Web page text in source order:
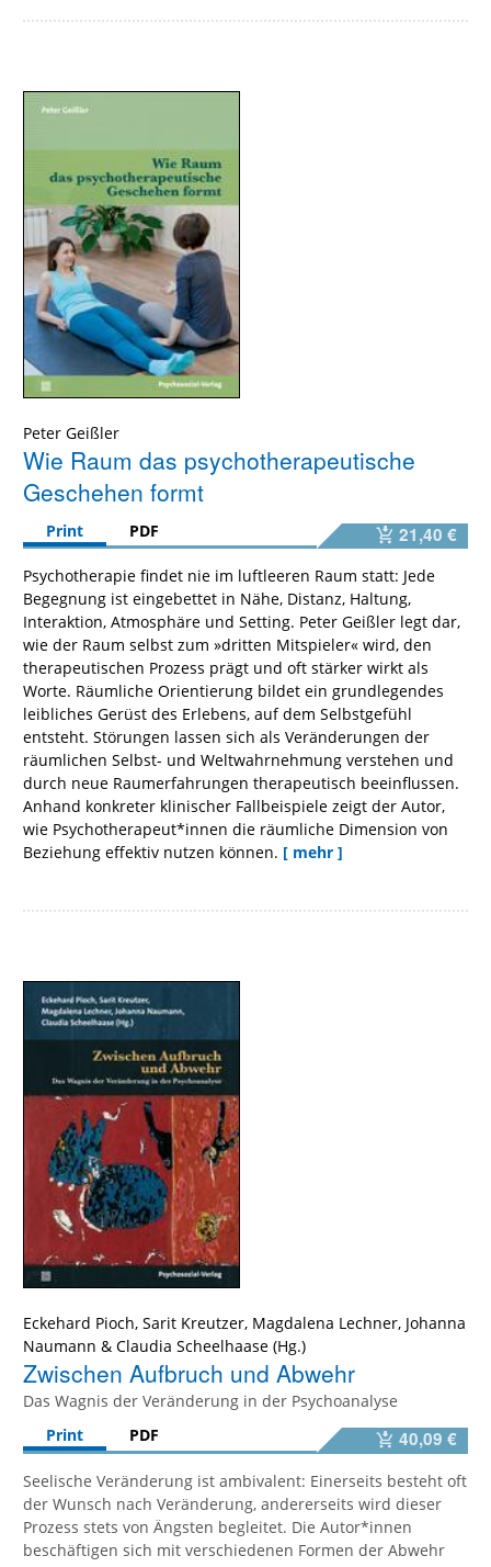
Peter Geißler
Wie Raum das psychotherapeutische
Geschehen formt
Print PDF 21,40 €
Psychotherapie findet nie im luftleeren Raum statt: Jede
Begegnung ist eingebettet in Nähe, Distanz, Haltung,
Interaktion, Atmosphäre und Setting. Peter Geißler legt dar,
wie der Raum selbst zum »dritten Mitspieler« wird, den
therapeutischen Prozess prägt und oft stärker wirkt als
Worte. Räumliche Orientierung bildet ein grundlegendes
leibliches Gerüst des Erlebens, auf dem Selbstgefühl
entsteht. Störungen lassen sich als Veränderungen der
räumlichen Selbst- und Weltwahrnehmung verstehen und
durch neue Raumerfahrungen therapeutisch beeinflussen.
Anhand konkreter klinischer Fallbeispiele zeigt der Autor,
wie Psychotherapeut*innen die räumliche Dimension von
Beziehung effektiv nutzen können. [ mehr ]
Eckehard Pioch, Sarit Kreutzer, Magdalena Lechner, Johanna
Naumann & Claudia Scheelhaase
Zwischen Aufbruch und Abwehr
Das Wagnis der Veränderung in der Psychoanalyse
Print
PDF 40,09 €
Seelische Veränderung ist ambivalent: Einerseits besteht oft
der Wunsch nach Veränderung, andererseits wird dieser
Prozess stets von Ängsten begleitet. Die Autor*innen
beschäftigen sich mit verschiedenen Formen der Abwehr